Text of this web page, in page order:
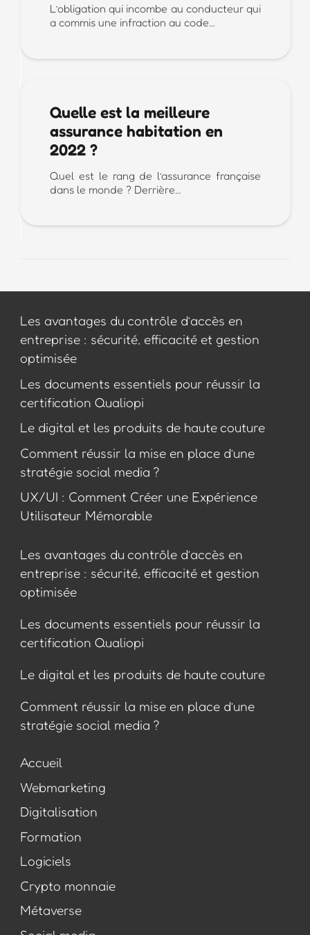
L’obligation qui incombe au conducteur qui
a commis une infraction au code…
Quelle est la meilleure
assurance habitation en
2022 ?
Quel est le rang de l’assurance française
dans le monde ? Derrière…
Les avantages du contrôle d’accès en
entreprise : sécurité, efficacité et gestion
optimisée
Les documents essentiels pour réussir la
certification Qualiopi
Le digital et les produits de haute couture
Comment réussir la mise en place d’une
stratégie social media ?
UX/UI : Comment Créer une Expérience
Utilisateur Mémorable
Les avantages du contrôle d’accès en
entreprise : sécurité, efficacité et gestion
optimisée
Les documents essentiels pour réussir la
certification Qualiopi
Le digital et les produits de haute couture
Comment réussir la mise en place d’une
stratégie social media ?
Accueil
Webmarketing
Digitalisation
Formation
Logiciels
Crypto monnaie
Métaverse